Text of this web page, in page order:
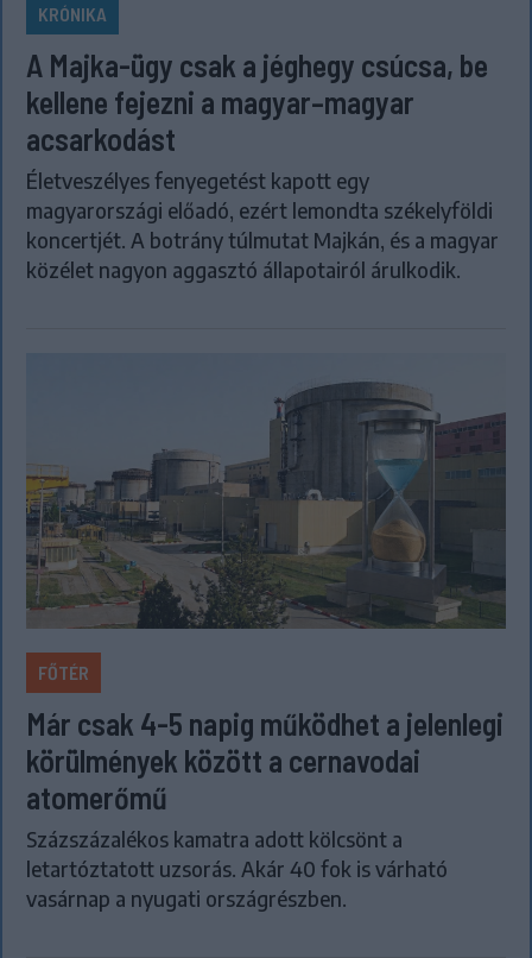
KRÓNIKA
A Majka-ügy csak a jéghegy csúcsa, be
kellene fejezni a magyar–magyar
acsarkodást
Életveszélyes fenyegetést kapott egy
magyarországi előadó, ezért lemondta székelyföldi
koncertjét. A botrány túlmutat Majkán, és a magyar
közélet nagyon aggasztó állapotairól árulkodik.
FŐTÉR
Már csak 4-5 napig működhet a jelenlegi
körülmények között a cernavodai
atomerőmű
Százszázalékos kamatra adott kölcsönt a
letartóztatott uzsorás. Akár 40 fok is várható
vasárnap a nyugati országrészben.